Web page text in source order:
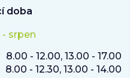
doba
srpen
8.00 - 12.00, 13.00 - 17.00
8.00 - 12.30, 13.00 - 14.00